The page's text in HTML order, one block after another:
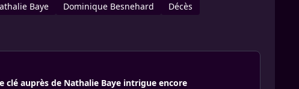
Baye Dominique Besnehard Décès
clé auprès de Nathalie Baye intrigue encore